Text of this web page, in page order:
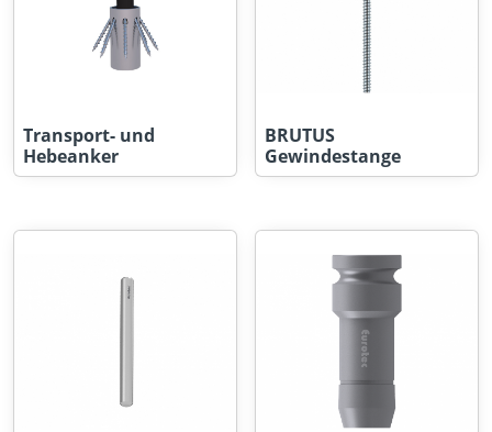
Transport- und
Hebeanker
BRUTUS
Gewindestange